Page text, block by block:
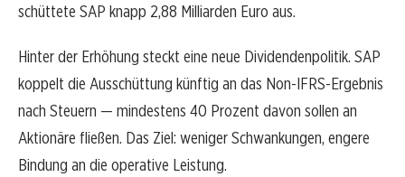
schüttete SAP knapp 2,88 Milliarden Euro aus.
Hinter der Erhöhung steckt eine neue Dividendenpolitik. SAP
koppelt die Ausschüttung künftig an das Non-IFRS-Ergebnis
nach Steuern — mindestens 40 Prozent davon sollen an
Aktionäre fließen. Das Ziel: weniger Schwankungen, engere
Bindung an die operative Leistung.